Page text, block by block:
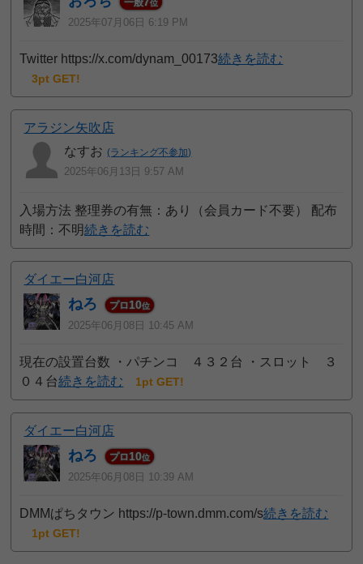
一般 位
2025年07月06日 6:19 PM
Twitter https://x.com/dynam_00173続きを読む
3pt GET!
アラジン矢吹店
なすお (ランキング不参加)
2025年06月13日 9:57 AM
入場方法 整理券の有無：あり（会員カード不要） 配布
時間：不明続きを読む
ダイエー白河店
ねろ プロ10位
2025年06月08日 10:45 AM
現在の設置台数 ・パチンコ ４３２台 ・スロット ３
０４台続きを読む 1pt GET!
ダイエー白河店
ねろ プロ10位
2025年06月08日 10:39 AM
DMMぱちタウン https://p-town.dmm.com/s続きを読む
1pt GET!